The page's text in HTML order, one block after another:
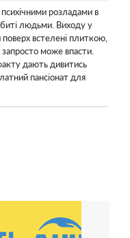
розладами в
людьми. Виходу у
встелені плиткою,
може впасти.
дають дивитись
пансіонат для